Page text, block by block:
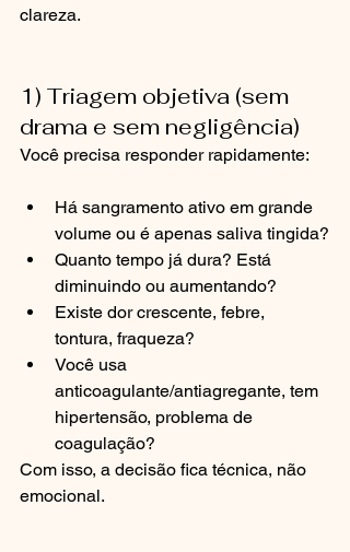
clareza.
1) Triagem objetiva (sem
drama e sem negligência)
Você precisa responder rapidamente:
Há sangramento ativo em grande
volume ou é apenas saliva tingida?
Quanto tempo já dura? Está
diminuindo ou aumentando?
Existe dor crescente, febre,
tontura, fraqueza?
Você usa
anticoagulante/antiagregante, tem
hipertensão, problema de
coagulação?
Com isso, a decisão fica técnica, não
emocional.